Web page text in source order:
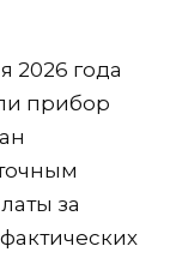
2026 года
прибор
за